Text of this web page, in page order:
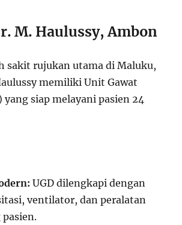
M. Haulussy, Ambon
sakit rujukan utama di Maluku,
memiliki Unit Gawat
yang siap melayani pasien 24
UGD dilengkapi dengan
ventilator, dan peralatan